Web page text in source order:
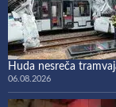
Huda nesreča
06.08.2026